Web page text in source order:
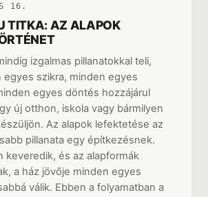
16.
TITKA: AZ ALAPOK
izgalmas pillanatokkal teli,
egyes szikra, minden egyes
egyes döntés hozzájárul
új otthon, iskola vagy bármilyen
Az alapok lefektetése az
pillanata egy építkezésnek.
keveredik, és az alapformák
a ház jövője minden egyes
válik. Ebben a folyamatban a